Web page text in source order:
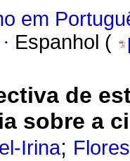
em
· Espanhol (
de
sobre a
Irina;